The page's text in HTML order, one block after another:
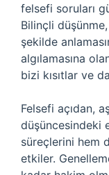
felsefi soruları
Bilinçli
şekilde
algılamasına
bizi kısıtlar ve
Felsefi açıdan,
düşüncesindeki
süreçlerini hem
etkiler.